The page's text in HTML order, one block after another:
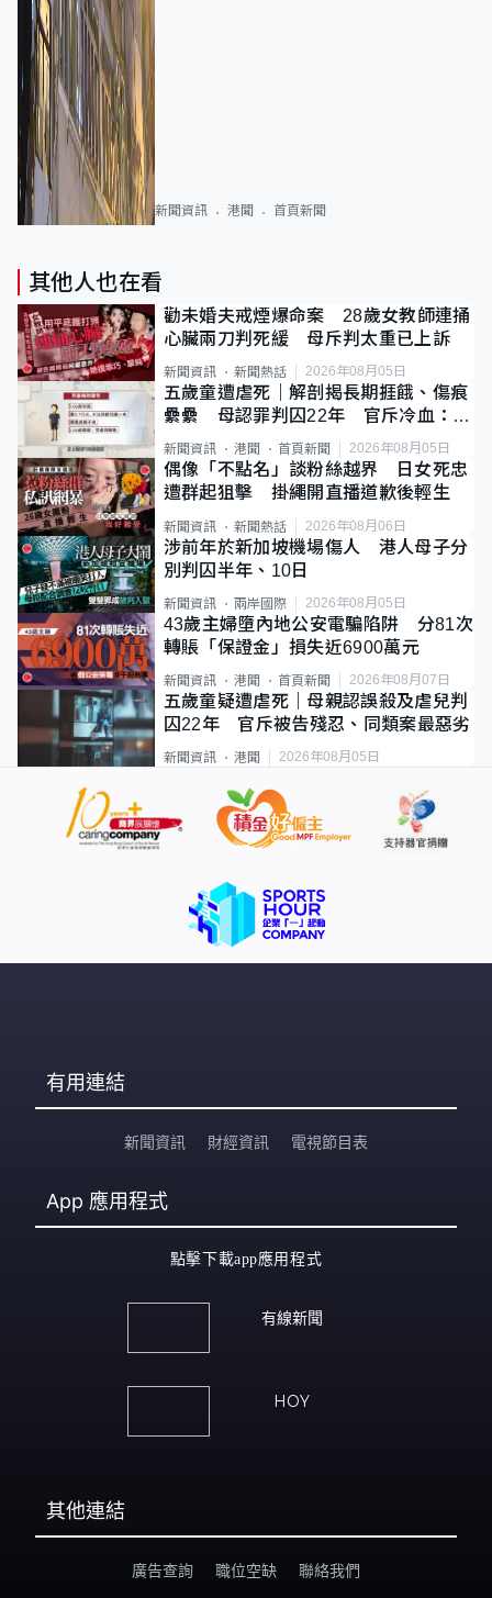
新聞資訊 港聞 首頁新聞
其他人也在看
勸未婚夫戒煙爆命案 28歲女教師連捅
心臟兩刀判死緩 母斥判太重已上訴
新聞資訊 新聞熱話 2026年08月05日
五歲童遭虐死｜解剖揭長期捱餓、傷痕
纍纍 母認罪判囚22年 官斥冷血：同
類案最惡劣
新聞資訊 港聞 首頁新聞 2026年08月05日
偶像「不點名」談粉絲越界 日女死忠
遭群起狙擊 掛繩開直播道歉後輕生
新聞資訊 新聞熱話 2026年08月06日
涉前年於新加坡機場傷人 港人母子分
別判囚半年、10日
新聞資訊 兩岸國際 2026年08月05日
43歲主婦墮內地公安電騙陷阱 分81次
轉賬「保證金」損失近6900萬元
新聞資訊 港聞 首頁新聞 2026年08月07日
五歲童疑遭虐死｜母親認誤殺及虐兒判
囚22年 官斥被告殘忍、同類案最惡劣
新聞資訊 港聞 2026年08月05日
有用連結
新聞資訊 財經資訊 電視節目表
App 應用程式
點擊下載app應用程式
有線新聞
HOY
其他連結
廣告查詢 職位空缺 聯絡我們